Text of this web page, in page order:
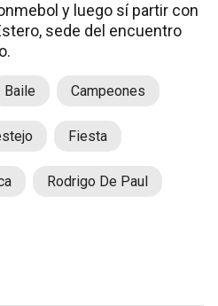
y luego sí partir con
sede del encuentro
Baile Campeones
Fiesta
Rodrigo De Paul